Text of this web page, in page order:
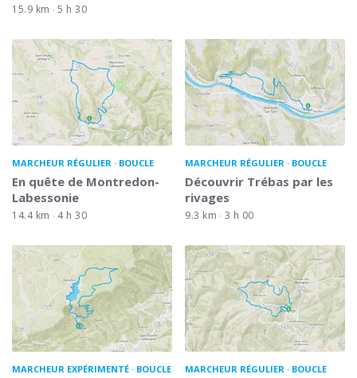
15.9 km 5 h 30
MARCHEUR RÉGULIER BOUCLE
En quête de Montredon-
Labessonie
14.4 km 4 h 30
MARCHEUR RÉGULIER BOUCLE
Découvrir Trébas par les
rivages
9.3 km 3 h 00
MARCHEUR EXPÉRIMENTÉ BOUCLE MARCHEUR RÉGULIER BOUCLE